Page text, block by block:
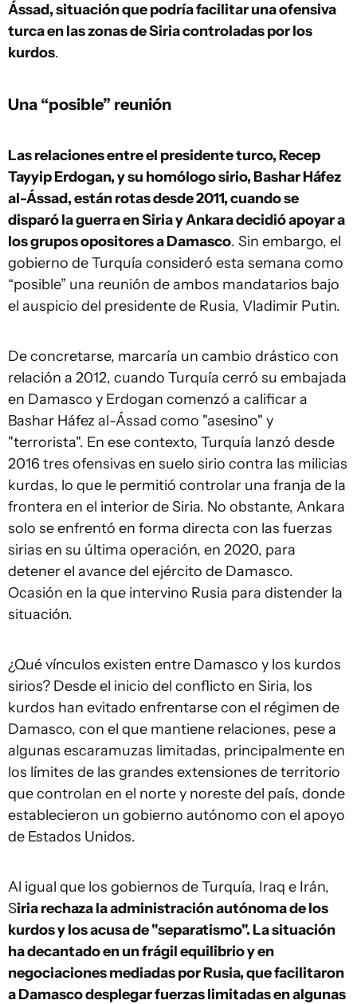
Ássad, situación que podría facilitar una ofensiva
turca en las zonas de Siria controladas por los
kurdos.
Una “posible” reunión
Las relaciones entre el presidente turco, Recep
Tayyip Erdogan, y su homólogo sirio, Bashar Háfez
al-Ássad, están rotas desde 2011, cuando se
disparó la guerra en Siria y Ankara decidió apoyar a
los grupos opositores a Damasco. Sin embargo, el
gobierno de Turquía consideró esta semana como
“posible” una reunión de ambos mandatarios bajo
el auspicio del presidente de Rusia, Vladimir Putin.
De concretarse, marcaría un cambio drástico con
relación a 2012, cuando Turquía cerró su embajada
en Damasco y Erdogan comenzó a calificar a
Bashar Háfez al-Ássad como "asesino" y
"terrorista". En ese contexto, Turquía lanzó desde
2016 tres ofensivas en suelo sirio contra las milicias
kurdas, lo que le permitió controlar una franja de la
frontera en el interior de Siria. No obstante, Ankara
solo se enfrentó en forma directa con las fuerzas
sirias en su última operación, en 2020, para
detener el avance del ejército de Damasco.
Ocasión en la que intervino Rusia para distender la
situación.
¿Qué vínculos existen entre Damasco y los kurdos
sirios? Desde el inicio del conflicto en Siria, los
kurdos han evitado enfrentarse con el régimen de
Damasco, con el que mantiene relaciones, pese a
algunas escaramuzas limitadas, principalmente en
los límites de las grandes extensiones de territorio
que controlan en el norte y noreste del país, donde
establecieron un gobierno autónomo con el apoyo
de Estados Unidos.
Al igual que los gobiernos de Turquía, Iraq e Irán,
Siria rechaza la administración autónoma de los
kurdos y los acusa de "separatismo". La situación
ha decantado en un frágil equilibrio y en
negociaciones mediadas por Rusia, que facilitaron
a Damasco desplegar fuerzas limitadas en algunas